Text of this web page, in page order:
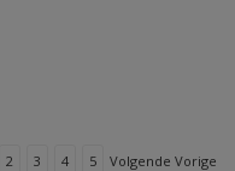
2 3 4 5 Volgende Vorige